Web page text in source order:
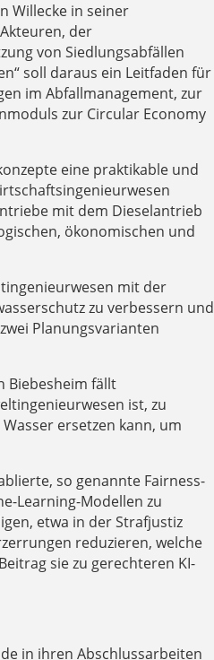
Willecke in seiner
der
von Siedlungsabfällen
soll daraus ein Leitfaden für
im Abfallmanagement, zur
zur Circular Economy
eine praktikable und
mit dem Dieselantrieb
ökonomischen und
mit der
zu verbessern und
Planungsvarianten
Biebesheim fällt
ist, zu
ersetzen kann, um
so genannte Fairness-
Learning-Modellen zu
etwa in der Strafjustiz
reduzieren, welche
sie zu gerechteren KI-
in ihren Abschlussarbeiten